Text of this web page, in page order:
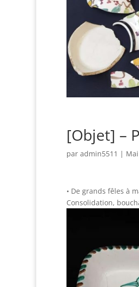
[Objet] –
par admin5511 |
• De grands fêles à
Consolidation,